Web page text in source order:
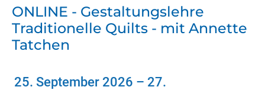
ONLINE - Gestaltungslehre
Traditionelle Quilts - mit Annette
Tatchen
25. September 2026 – 27.